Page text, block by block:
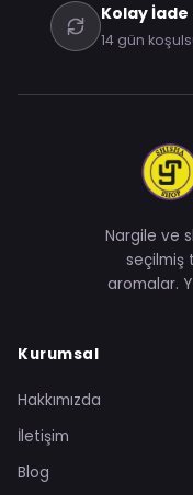
Kolay İade
14 gün
Nargile ve
seçilmiş
aromalar.
Kurumsal
Hakkımızda
İletişim
Blog